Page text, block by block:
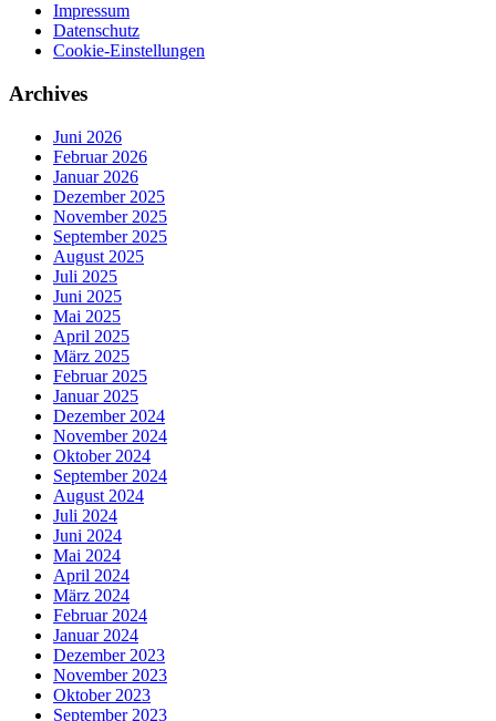
Impressum
Datenschutz
Cookie-Einstellungen
Archives
Juni 2026
Februar 2026
Januar 2026
Dezember 2025
November 2025
September 2025
August 2025
Juli 2025
Juni 2025
Mai 2025
April 2025
März 2025
Februar 2025
Januar 2025
Dezember 2024
November 2024
Oktober 2024
September 2024
August 2024
Juli 2024
Juni 2024
Mai 2024
April 2024
März 2024
Februar 2024
Januar 2024
Dezember 2023
November 2023
Oktober 2023
September 2023